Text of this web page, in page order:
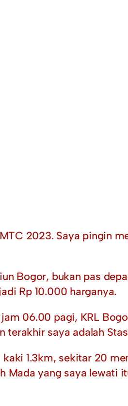
2023. Saya pingin
Bogor, bukan pas
Rp 10.000 harganya.
06.00 pagi, KRL
saya adalah
1.3km, sekitar 20
Mada yang saya